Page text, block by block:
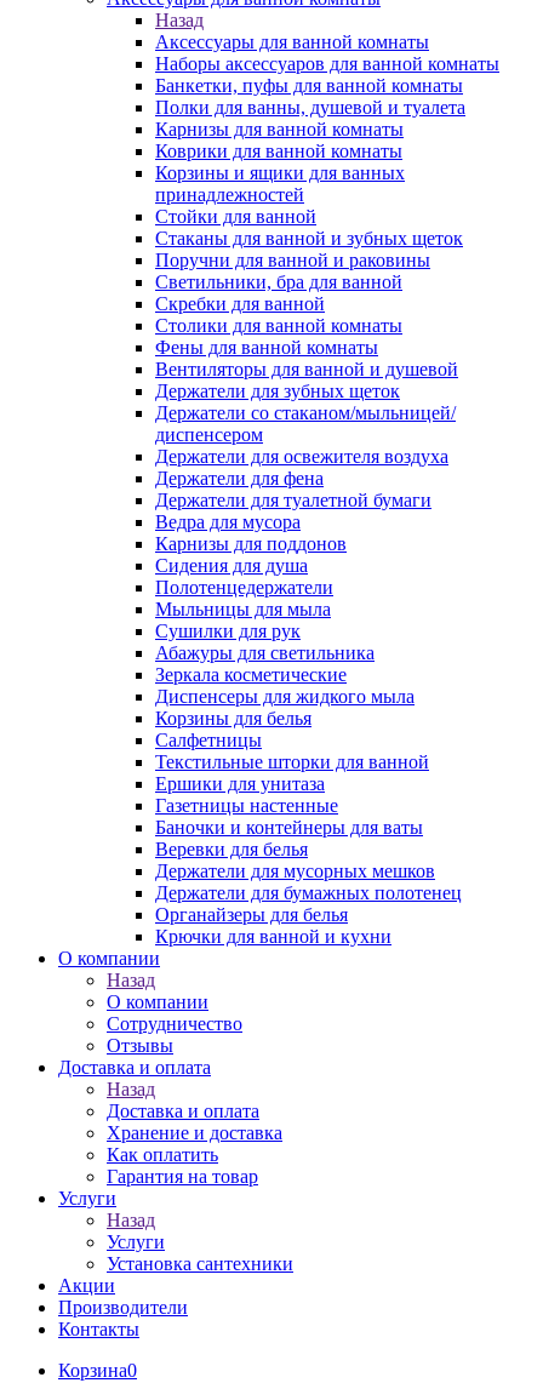
Назад
Аксессуары для ванной комнаты
Наборы аксессуаров для ванной комнаты
Банкетки, пуфы для ванной комнаты
Полки для ванны, душевой и туалета
Карнизы для ванной комнаты
Коврики для ванной комнаты
Корзины и ящики для ванных
принадлежностей
Стойки для ванной
Стаканы для ванной и зубных щеток
Поручни для ванной и раковины
Светильники, бра для ванной
Скребки для ванной
Столики для ванной комнаты
Фены для ванной комнаты
Вентиляторы для ванной и душевой
Держатели для зубных щеток
Держатели со стаканом/мыльницей/
диспенсером
Держатели для освежителя воздуха
Держатели для фена
Держатели для туалетной бумаги
Ведра для мусора
Карнизы для поддонов
Сидения для душа
Полотенцедержатели
Мыльницы для мыла
Сушилки для рук
Абажуры для светильника
Зеркала косметические
Диспенсеры для жидкого мыла
Корзины для белья
Салфетницы
Текстильные шторки для ванной
Ершики для унитаза
Газетницы настенные
Баночки и контейнеры для ваты
Веревки для белья
Держатели для мусорных мешков
Держатели для бумажных полотенец
Органайзеры для белья
Крючки для ванной и кухни
О компании
Назад
О компании
Сотрудничество
Отзывы
Доставка и оплата
Назад
Доставка и оплата
Хранение и доставка
Как оплатить
Гарантия на товар
Услуги
Назад
Услуги
Установка сантехники
Акции
Производители
Контакты
Корзина0